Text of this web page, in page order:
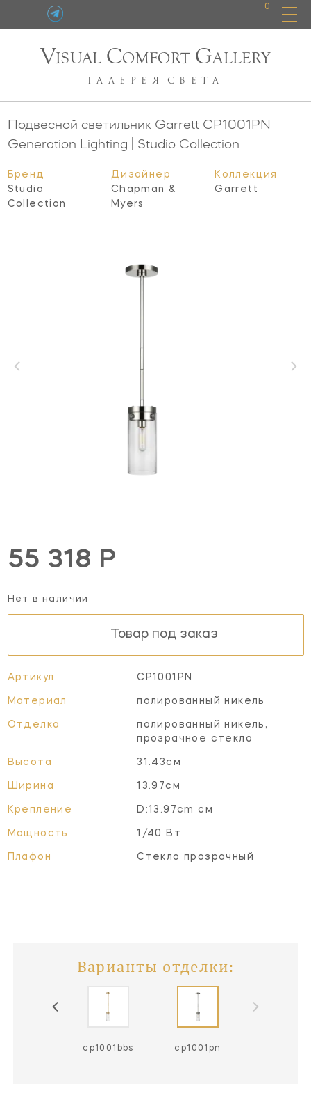
0
VISUAL COMFORT GALLERY
ГАЛЕРЕЯ СВЕТА
Подвесной светильник Garrett CP1001PN
Generation Lighting | Studio Collection
Бренд
Studio
Collection
Дизайнер
Chapman &
Myers
Коллекция
Garrett
55 318 Р
Нет в наличии
Товар под заказ
Артикул CP1001PN
Материал полированный никель
Отделка
полированный никель,
прозрачное стекло
Высота 31.43см
Ширина 13.97см
Крепление D:13.97cm см
Мощность 1/40 Вт
Плафон Стекло прозрачный
Варианты отделки:
cp1001bbs cp1001pn